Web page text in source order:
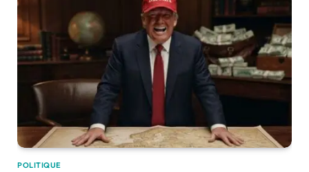
POLITIQUE